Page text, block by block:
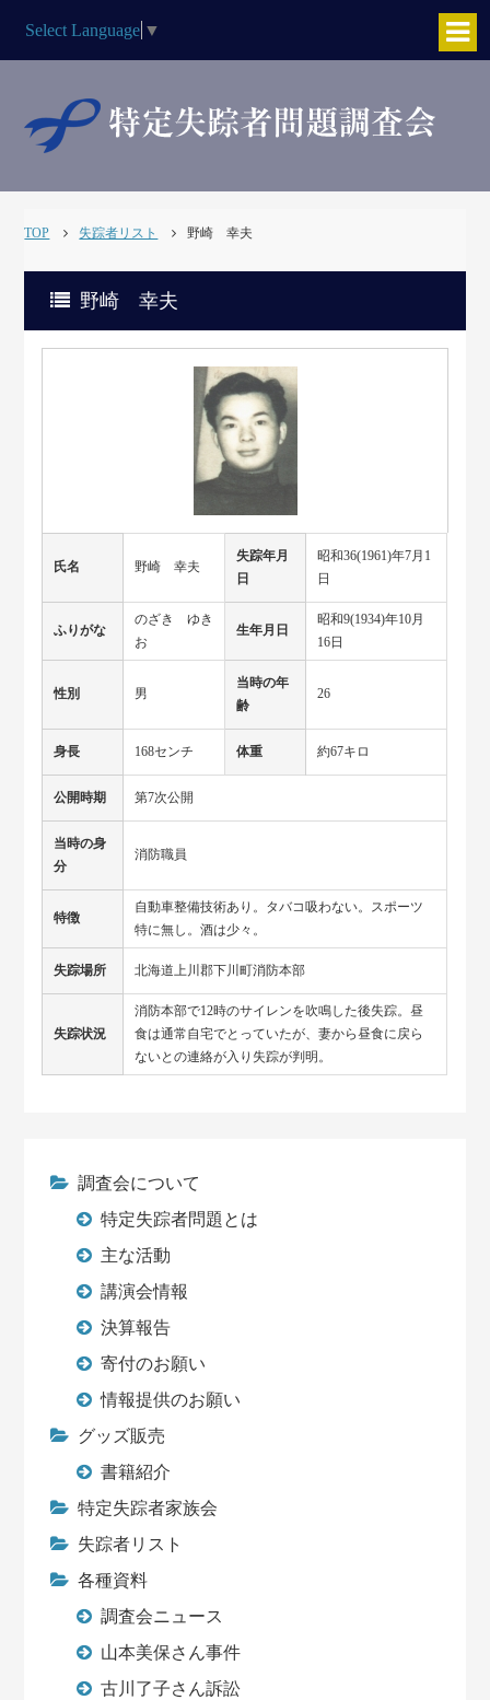
Select Language ▼
TOP 失踪者リスト 野崎 幸夫
野崎 幸夫
氏名 野崎 幸夫
失踪年月
日
昭和36(1961)年7月1
日
ふりがな
のざき ゆき
お
生年月日
昭和9(1934)年10月
16日
性別 男
当時の年
齢
26
身長 168センチ 体重 約67キロ
公開時期 第7次公開
当時の身
分
消防職員
特徴
自動車整備技術あり。タバコ吸わない。スポーツ
特に無し。酒は少々。
失踪場所 北海道上川郡下川町消防本部
失踪状況
消防本部で12時のサイレンを吹鳴した後失踪。昼
食は通常自宅でとっていたが、妻から昼食に戻ら
ないとの連絡が入り失踪が判明。
調査会について
特定失踪者問題とは
主な活動
講演会情報
決算報告
寄付のお願い
情報提供のお願い
グッズ販売
書籍紹介
特定失踪者家族会
失踪者リスト
各種資料
調査会ニュース
山本美保さん事件
古川了子さん訴訟